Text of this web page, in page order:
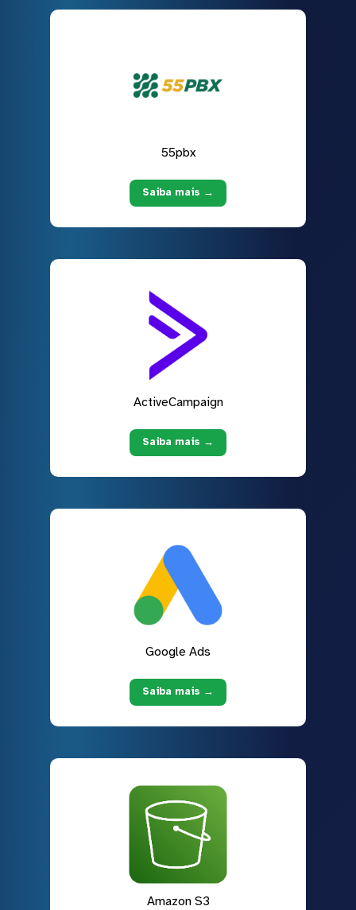
55pbx
Saiba mais →
ActiveCampaign
Saiba mais →
Google Ads
Saiba mais →
Amazon S3